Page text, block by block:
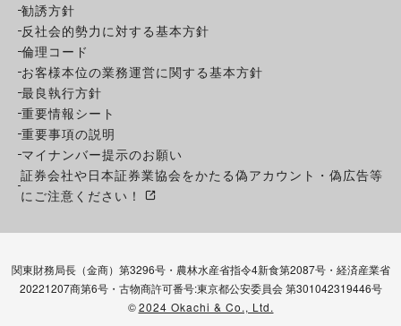
勧誘方針
反社会的勢力に対する基本方針
倫理コード
お客様本位の業務運営に関する基本方針
最良執行方針
重要情報シート
重要事項の説明
マイナンバー提示のお願い
証券会社や日本証券業協会をかたる偽アカウント・偽広告等
にご注意ください！
関東財務局長（金商）第3296号・農林水産省指令4新食第2087号・経済産業省
20221207商第6号・古物商許可番号:東京都公安委員会 第301042319446号
©2024 Okachi & Co., Ltd.